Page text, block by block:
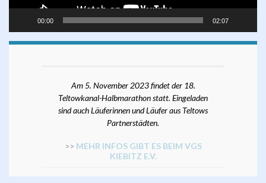
00:00 02:07
Am 5. November 2023 findet der 18.
Teltowkanal-Halbmarathon statt. Eingeladen
sind auch Läuferinnen und Läufer aus Teltows
Partnerstädten.
>> MEHR INFOS GIBT ES BEIM VGS
KIEBITZ E.V.